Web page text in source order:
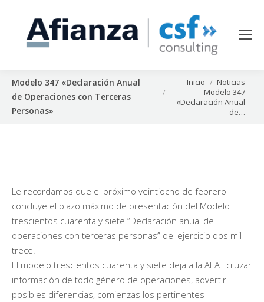
Modelo 347 «Declaración Anual
de Operaciones con Terceras
Personas»
Estás aquí:Inicio
Noticias
Modelo 347
«Declaración Anual
de…
Le recordamos que el próximo veintiocho de febrero
concluye el plazo máximo de presentación del Modelo
trescientos cuarenta y siete “Declaración anual de
operaciones con terceras personas” del ejercicio dos mil
trece.
El modelo trescientos cuarenta y siete deja a la AEAT cruzar
información de todo género de operaciones, advertir
posibles diferencias, comienzas los pertinentes